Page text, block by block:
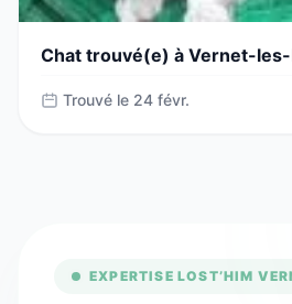
Chat trouvé(e) à Vernet-
Trouvé le 24 févr.
EXPERTISE LOST’HIM